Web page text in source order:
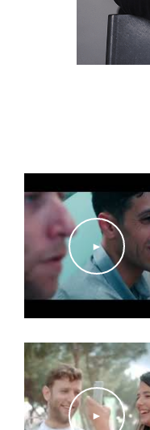
סקווילר
עם האקדמיה למשחק ומוזיקה
►
►